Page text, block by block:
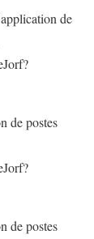
de
de postes
de postes